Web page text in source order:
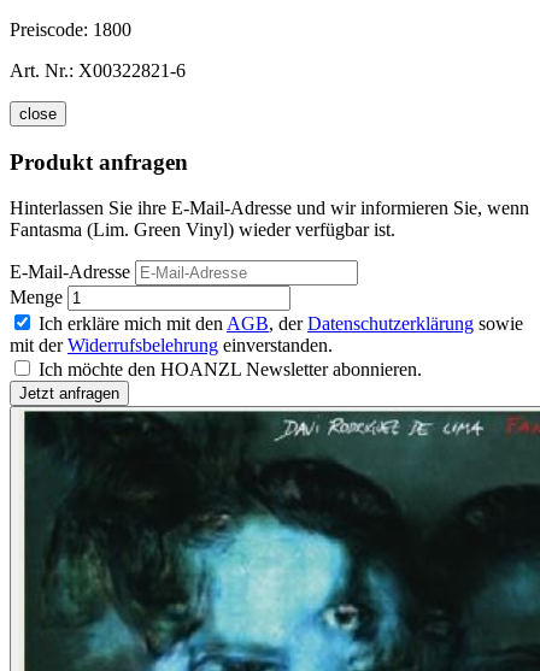
Preiscode: 1800
Art. Nr.: X00322821-6
close
Produkt anfragen
Hinterlassen Sie ihre E-Mail-Adresse und wir informieren Sie, wenn
Fantasma (Lim. Green Vinyl) wieder verfügbar ist.
E-Mail-Adresse
Menge
Ich erkläre mich mit den AGB, derDatenschutzerklärung sowie
mit derWiderrufsbelehrung einverstanden.
Ich möchte den HOANZL Newsletter abonnieren.